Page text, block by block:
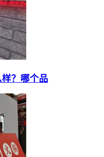
？哪个品